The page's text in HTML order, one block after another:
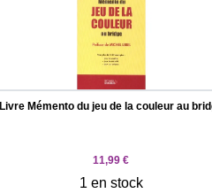
Livre Mémento du jeu de la couleur au
11,99 €
1 en stock